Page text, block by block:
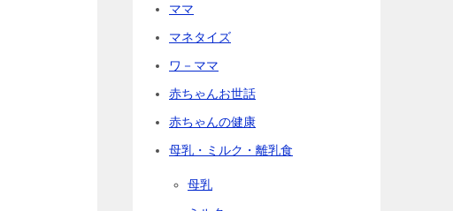
ママ
マネタイズ
ワ－ママ
赤ちゃんお世話
赤ちゃんの健康
母乳・ミルク・離乳食
母乳